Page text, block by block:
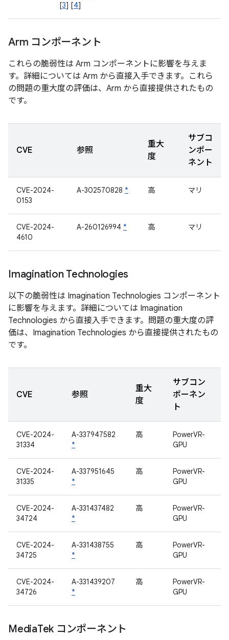
[3] [4]
Arm コンポーネント
これらの脆弱性は Arm コンポーネントに影響を与えま
す。詳細については Arm から直接入手できます。これら
の問題の重大度の評価は、Arm から直接提供されたもの
です。
CVE 参照
重大
度
サブコ
ンポー
ネント
CVE-2024-
0153
A-302570828 * 高 マリ
CVE-2024-
4610
A-260126994 * 高 マリ
Imagination Technologies
以下の脆弱性は Imagination Technologies コンポーネント
に影響を与えます。詳細については Imagination
Technologies から直接入手できます。問題の重大度の評
価は、Imagination Technologies から直接提供されたもの
です。
CVE 参照
重大
度
サブコン
ポーネン
ト
CVE-2024-
31334
A-337947582
*
高
PowerVR-
GPU
CVE-2024-
31335
A-337951645
*
高
PowerVR-
GPU
CVE-2024-
34724
A-331437482
*
高
PowerVR-
GPU
CVE-2024-
34725
A-331438755
*
高
PowerVR-
GPU
CVE-2024-
34726
A-331439207
*
高
PowerVR-
GPU
MediaTek コンポーネント